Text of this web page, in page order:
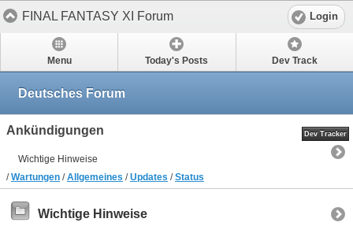
FINAL FANTASY XI Forum Login
Menu Today's Posts Dev Track
Deutsches Forum
Ankündigungen Dev Tracker
Wichtige Hinweise
/Wartungen /Allgemeines /Updates /Status
Wichtige Hinweise